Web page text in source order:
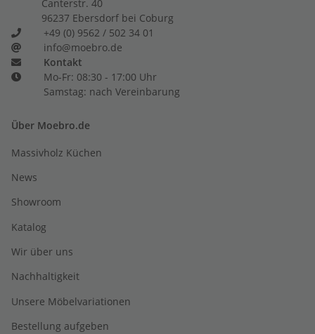
Canterstr. 40
96237 Ebersdorf bei Coburg
+49 (0) 9562 / 502 34 01
info@moebro.de
Kontakt
Mo-Fr: 08:30 - 17:00 Uhr
Samstag: nach Vereinbarung
Über Moebro.de
Massivholz Küchen
News
Showroom
Katalog
Wir über uns
Nachhaltigkeit
Unsere Möbelvariationen
Bestellung aufgeben